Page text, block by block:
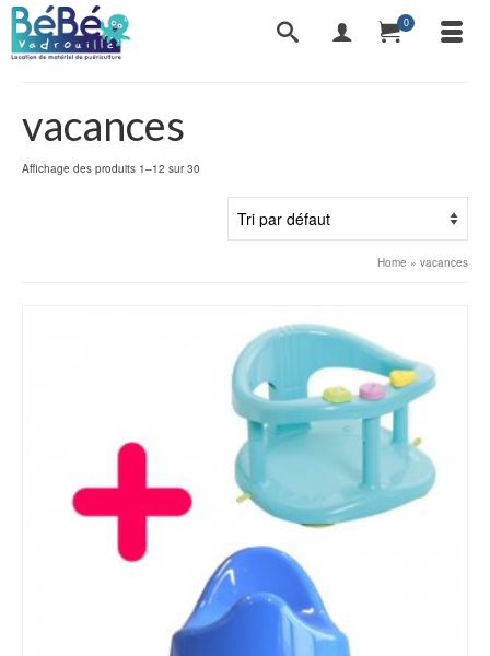
0
vacances
Affichage des produits 1–12 sur 30
Home » vacances